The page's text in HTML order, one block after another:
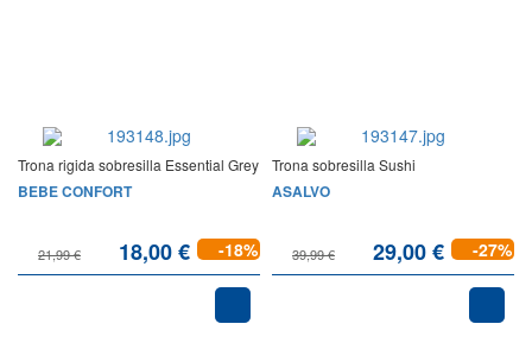
Trona rigida sobresilla Essential Grey
BEBE CONFORT
21,99 € 18,00 € -18%
Trona sobresilla Sushi
ASALVO
39,99 € 29,00 € -27%